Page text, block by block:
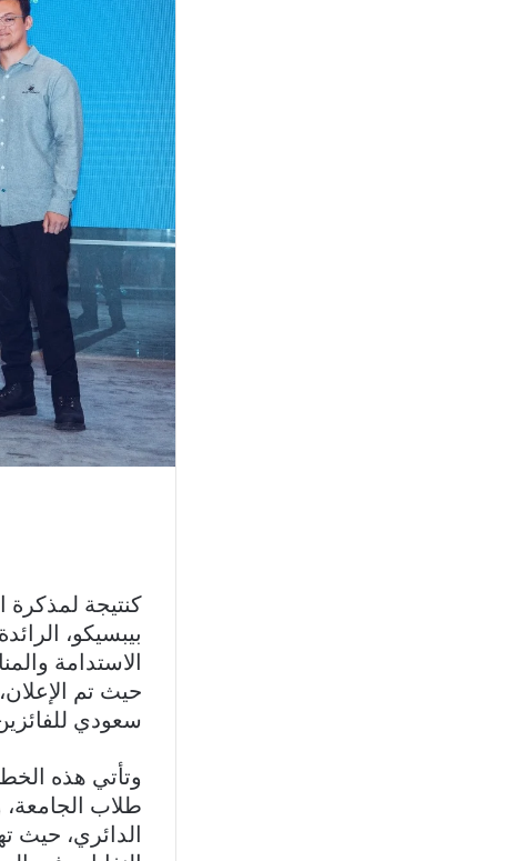
كنتيجة
بيبسيكو،
الاستدامة
حيث تم
سعودي
وتأتي هذه
طلاب الجامعة،
الدائري، حيث